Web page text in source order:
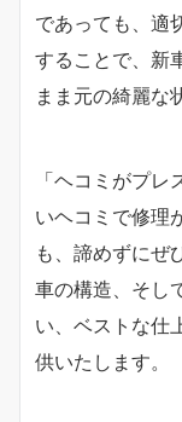
であっても、適
することで、新
まま元の綺麗な
「ヘコミがプ
いヘコミで修理
も、諦めずにぜ
車の構造、そし
い、ベストな仕
供いたします。